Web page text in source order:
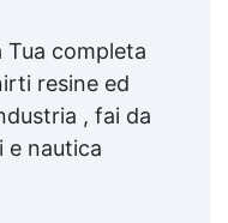
Tua completa
resine ed
, fai da
e nautica